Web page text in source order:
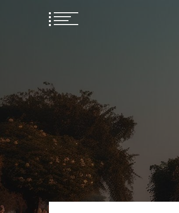
Blablatons ensemble